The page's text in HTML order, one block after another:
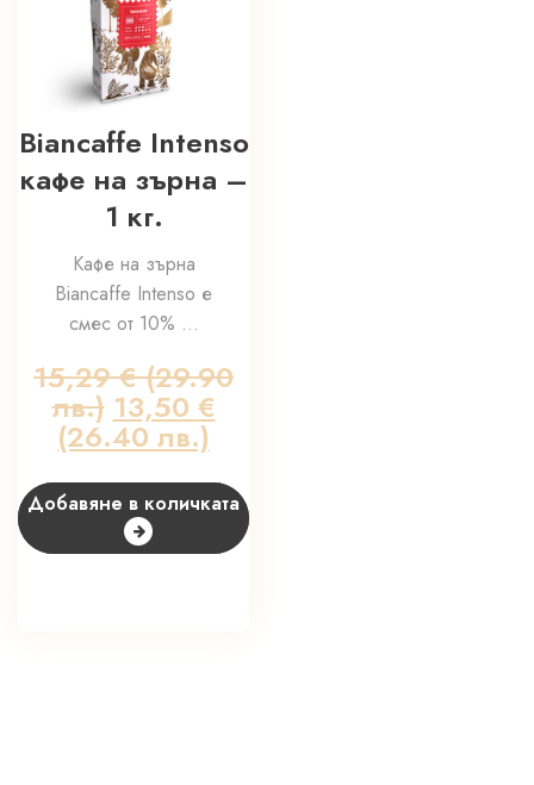
Biancaffe Intenso
кафе на зърна –
1 кг.
Кафе на зърна
Biancaffe Intenso е
смес от 10% ...
15,29€ (29.90
лв.) Original
price
was:
15,29 €
(29.90
лв.).
13,50 €
(26.40 лв.)Текущата
е:
13,50 €
(26.40
Добавяне в количката